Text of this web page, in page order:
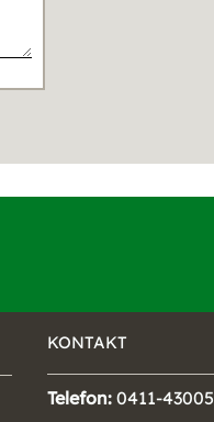
KONTAKT
Telefon: 0411-43005